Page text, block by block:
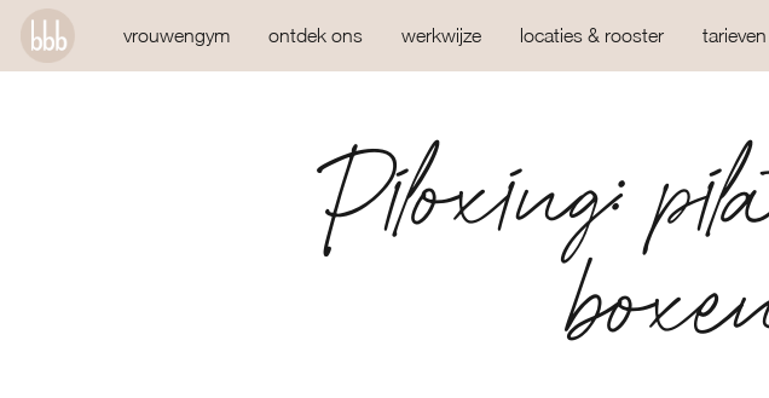
vrouwengym ontdek ons werkwijze locaties & rooster
Piloxing: